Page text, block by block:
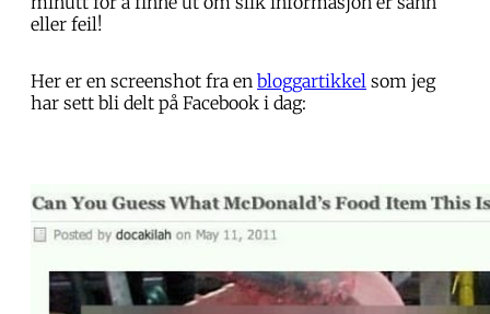
eller feil!
Her er en screenshot fra en bloggartikkel som jeg
har sett bli delt på Facebook i dag: